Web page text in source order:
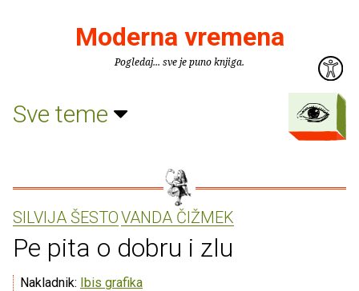
Moderna vremena
Pogledaj... sve je puno knjiga.
Sve teme
SILVIJA ŠESTOVANDA ČIŽMEK
Pe pita o dobru i zlu
Nakladnik: Ibis grafika